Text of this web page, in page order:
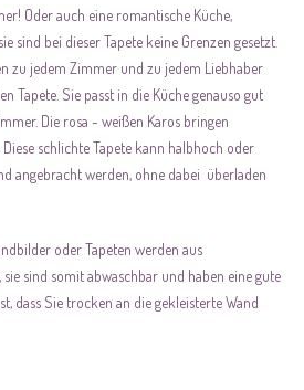
Oder auch eine romantische Küche,
sind bei dieser Tapete keine Grenzen gesetzt.
zu jedem Zimmer und zu jedem Liebhaber
Tapete. Sie passt in die Küche genauso gut
Die rosa - weißen Karos bringen
schlichte Tapete kann halbhoch oder
angebracht werden, ohne dabei überladen
oder Tapeten werden aus
sind somit abwaschbar und haben eine gute
dass Sie trocken an die gekleisterte Wand